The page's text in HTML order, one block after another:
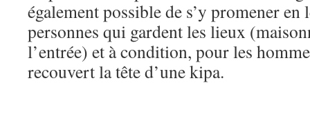
également possible de s’y promener en
personnes qui gardent les lieux
l’entrée) et à condition, pour les
recouvert la tête d’une kipa.